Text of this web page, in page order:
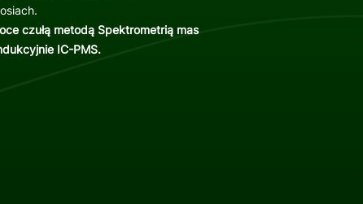
czułą metodą Spektrometrią mas
IC-PMS.